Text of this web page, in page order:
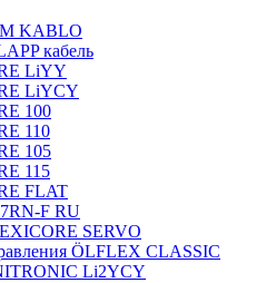
KABLO
кабель
LiYY
LiYCY
100
110
105
115
FLAT
F RU
SERVO
ÖLFLEX CLASSIC
Li2YCY